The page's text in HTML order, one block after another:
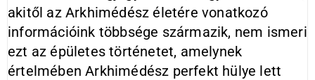
akitől az Arkhimédész életére vonatkozó
információink többsége származik, nem ismeri
ezt az épületes történetet, amelynek
értelmében Arkhimédész perfekt hülye lett